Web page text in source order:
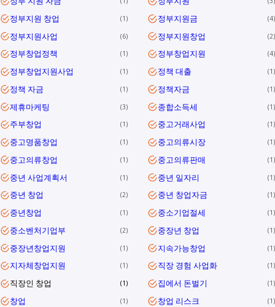
정부지원 창업 1 정부지원금 4
정부지원사업 6 정부지원창업 2
정부창업정책 1 정부창업지원 4
정부창업지원사업 1 정책 대출 1
정책 자금 1 정책자금 1
제휴마케팅 3 종합소득세 1
주부창업 1 중고거래사업 1
중고명품창업 1 중고의류시장 1
중고의류창업 1 중고의류판매 1
중년 사업계획서 1 중년 일자리 1
중년 창업 2 중년 창업자금 1
중년창업 1 중소기업절세 1
중소벤처기업부 2 중장년 창업 1
중장년창업지원 1 지속가능창업 1
지자체창업지원 1 직장 경험 사업화 1
직장인 창업 1 집에서 돈벌기 1
창업 1 창업 리스크 1